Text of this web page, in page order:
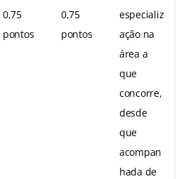
0,75
pontos
0,75
pontos
especializ
ação na
área a
que
concorre,
desde
que
acompan
hada de